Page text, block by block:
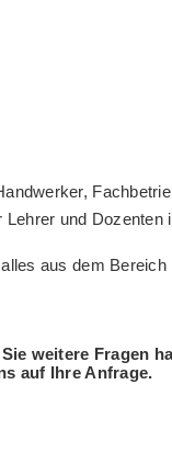
und Dozenten
aus dem Bereich
weitere Fragen
auf Ihre Anfrage.